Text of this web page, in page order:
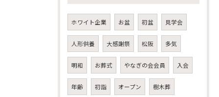
ホワイト企業 お盆 初盆 見学会
人形供養 大感謝祭 松阪 多気
明和 お葬式 やなぎの会会員 入会
年齢 初詣 オープン 樹木葬